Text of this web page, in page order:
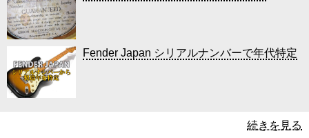
Fender Japan シリアルナンバーで年代特定
続きを見る